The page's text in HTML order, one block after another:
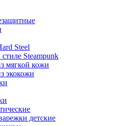
Steel
Steampunk
мягкой кожи
экокожи
детские